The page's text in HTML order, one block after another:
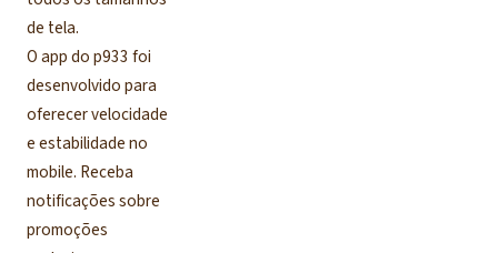
de tela.
O app do p933 foi
desenvolvido para
oferecer velocidade
e estabilidade no
mobile. Receba
notificações sobre
promoções